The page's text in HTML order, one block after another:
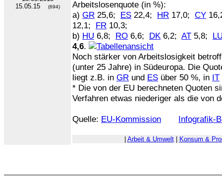
15.05.15 (694)
Arbeitslosenquote (in %):
a) GR 25,6; ES 22,4; HR 17,0; CY
12,1; FR 10,3;
b) HU 6,8; RO 6,6; DK 6,2; AT 5,8;
4,6.
Noch stärker von Arbeitslosigkeit
(unter 25 Jahre) in Südeuropa. Die
liegt z.B. in GR und ES über 50 %, in IT
* Die von der EU berechneten Quoten
Verfahren etwas niederiger als die von
Quelle: EU-Kommission Infografik-
Arbeit & Umwelt| Konsum &